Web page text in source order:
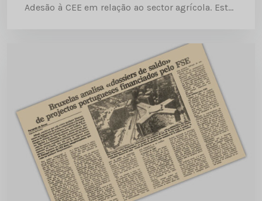
Adesão à CEE em relação ao sector agrícola. Estas